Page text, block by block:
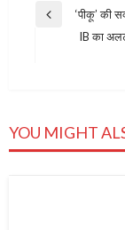
Post
navigation
Previous
‘पीकू’ की
IB का
YOU MIGHT